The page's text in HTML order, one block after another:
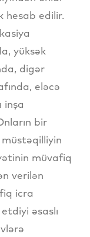
hesab edilir.
yüksək
digər
eləcə
inşa
bir
müvafiq
verilən
icra
əsaslı